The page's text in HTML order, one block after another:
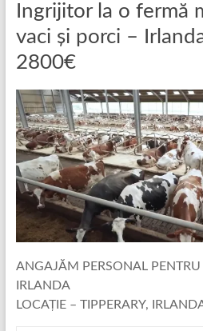
Ingrijitor la o fermă
vaci și porci –
2800€
ANGAJĂM PERSONAL PENTRU
IRLANDA
LOCAȚIE – TIPPERARY,